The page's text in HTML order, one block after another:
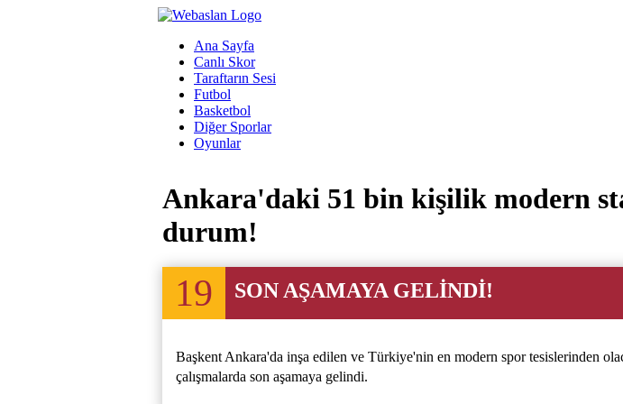
Ana Sayfa
Canlı Skor
Taraftarın Sesi
Futbol
Basketbol
Diğer Sporlar
Oyunlar
Ankara'daki 51 bin kişilik modern
durum!
19 SON AŞAMAYA GELİNDİ!
Başkent Ankara'da inşa edilen ve Türkiye'nin en modern spor tesislerinden
çalışmalarda son aşamaya gelindi.